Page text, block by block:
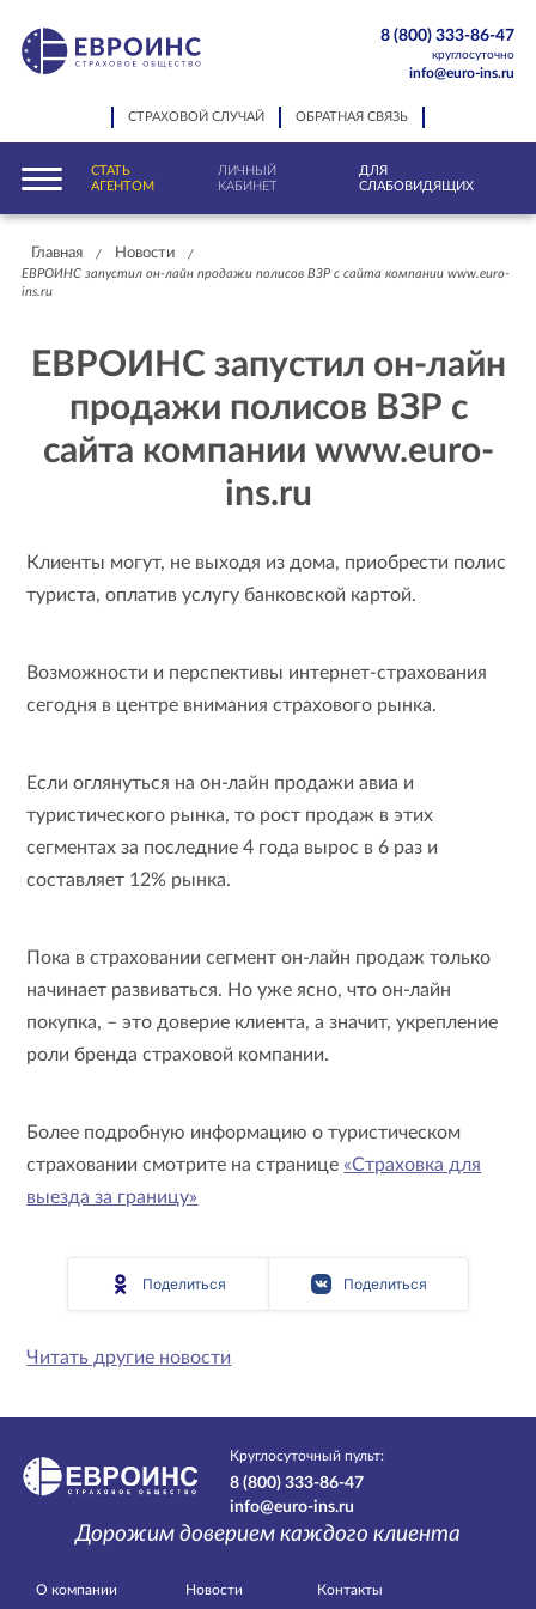
СТРАХОВОЙ СЛУЧАЙ ОБРАТНАЯ СВЯЗЬ
8 (800) 333-86-47
круглосуточно
info@euro-ins.ru
СТАТЬ
АГЕНТОМ
ЛИЧНЫЙ
КАБИНЕТ
ДЛЯ
СЛАБОВИДЯЩИХ
Главная / Новости
/
ЕВРОИНС запустил он-лайн продажи полисов ВЗР с сайта компании www.euro-
ins.ru
ЕВРОИНС запустил он-лайн
продажи полисов ВЗР с
сайта компании www.euro-
ins.ru
Клиенты могут, не выходя из дома, приобрести полис
туриста, оплатив услугу банковской картой.
Возможности и перспективы интернет-страхования
сегодня в центре внимания страхового рынка.
Если оглянуться на он-лайн продажи авиа и
туристического рынка, то рост продаж в этих
сегментах за последние 4 года вырос в 6 раз и
составляет 12% рынка.
Пока в страховании сегмент он-лайн продаж только
начинает развиваться. Но уже ясно, что он-лайн
покупка, – это доверие клиента, а значит, укрепление
роли бренда страховой компании.
Более подробную информацию о туристическом
страховании смотрите на странице «Страховка для
выезда за границу»
Поделиться Поделиться
Читать другие новости
Круглосуточный пульт:
8 (800) 333-86-47
info@euro-ins.ru
Дорожим доверием каждого клиента
О компании Новости Контакты